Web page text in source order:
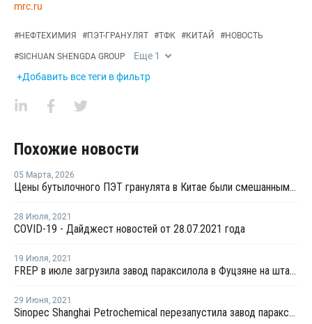
mrc.ru
#НЕФТЕХИМИЯ #ПЭТ-ГРАНУЛЯТ #ТФК #КИТАЙ #НОВОСТЬ
#SICHUAN SHENGDA GROUP Еще 1
+Добавить все теги в фильтр
Похожие новости
05 Марта, 2026
Цены бутылочного ПЭТ гранулята в Китае были смешанными в феврале
28 Июля, 2021
COVID-19 - Дайджест новостей от 28.07.2021 года
19 Июля, 2021
FREP в июле загрузила завод параксилола в Фуцзяне на штатном уровне
29 Июня, 2021
Sinopec Shanghai Petrochemical перезапустила завод параксилола № 1 после планового ремонта